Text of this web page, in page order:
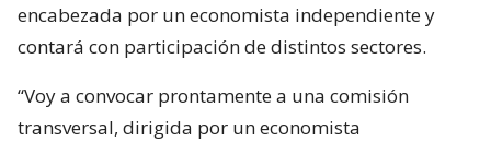
encabezada por un economista independiente y
contará con participación de distintos sectores.
“Voy a convocar prontamente a una comisión
transversal, dirigida por un economista